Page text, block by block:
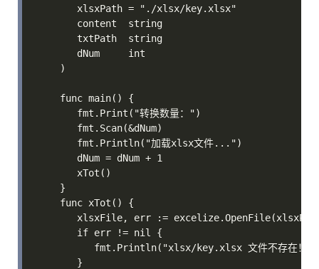
xlsxPath = "./xlsx/key.xlsx"
content  string
txtPath  string
dNum     int
)
func main() {
fmt.Print("转换数量：")
fmt.Scan(&dNum)
fmt.Println("加载xlsx文件...")
dNum = dNum + 1
xTot()
}
func xTot() {
xlsxFile, err :=
if err != nil {
fmt.Println("xlsx/key.xlsx 文件不存在！")
}